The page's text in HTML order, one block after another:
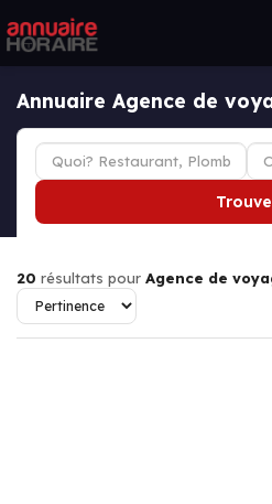
Annuaire Agence de
20 résultats pour Agence de